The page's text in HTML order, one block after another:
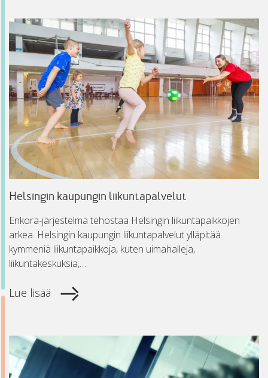
Helsingin kaupungin liikuntapalvelut
Enkora-järjestelmä tehostaa Helsingin liikuntapaikkojen
arkea. Helsingin kaupungin liikuntapalvelut ylläpitää
kymmeniä liikuntapaikkoja, kuten uimahalleja,
liikuntakeskuksia,…
Lue lisää